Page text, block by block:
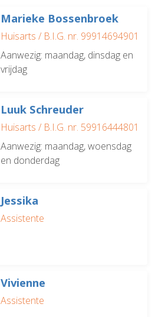
Marieke Bossenbroek
Huisarts / B.I.G. nr. 99914694901
Aanwezig: maandag, dinsdag en
vrijdag
Luuk Schreuder
Huisarts / B.I.G. nr. 59916444801
Aanwezig: maandag, woensdag
en donderdag
Jessika
Assistente
Vivienne
Assistente